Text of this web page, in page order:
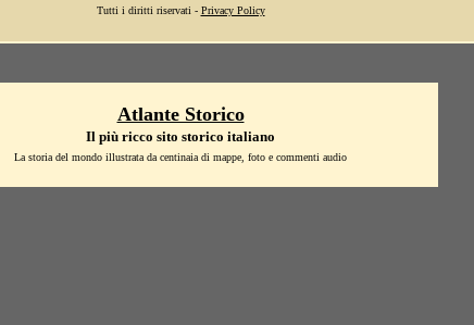
Tutti i diritti riservati - Privacy Policy
Atlante Storico
Il più ricco sito storico italiano
La storia del mondo illustrata da centinaia di mappe, foto e commenti audio